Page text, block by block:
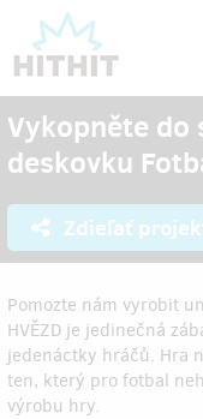
Vykopněte do
deskovku
Zdieľať
Pomozte nám vyrobit
HVĚZD je jedinečná
jedenáctky hráčů. Hra
ten, který pro fotbal
výrobu hry.